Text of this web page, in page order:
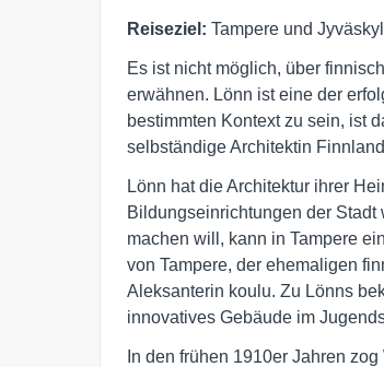
Reiseziel: Tampere und
Es ist nicht möglich, über
erwähnen. Lönn ist eine der
bestimmten Kontext zu sein, ist
selbständige Architektin
Lönn hat die Architektur ihrer
Bildungseinrichtungen der Stadt
machen will, kann in Tampere
von Tampere, der ehemaligen
Aleksanterin koulu. Zu Lönns
innovatives Gebäude im
In den frühen 1910er Jahren